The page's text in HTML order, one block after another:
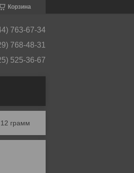
Корзина
763-67-34
768-48-31
525-36-67
грамм